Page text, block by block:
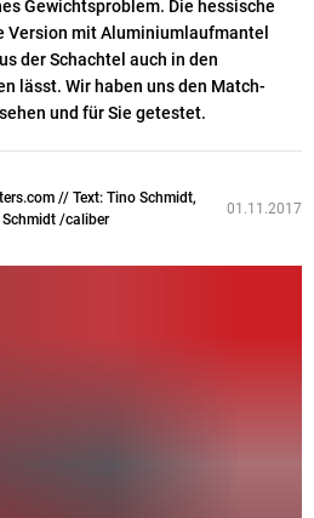
Gewichtsproblem. Die hessische
Version mit Aluminiumlaufmantel
der Schachtel auch in den
lässt. Wir haben uns den Match-
und für Sie getestet.
// Text: Tino Schmidt,
Schmidt /caliber
01.11.2017